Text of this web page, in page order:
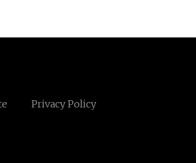
Privacy Policy